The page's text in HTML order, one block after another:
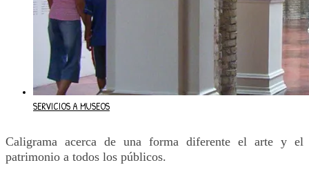
SERVICIOS A MUSEOS
Caligrama acerca de una forma diferente el arte y el
patrimonio a todos los públicos.